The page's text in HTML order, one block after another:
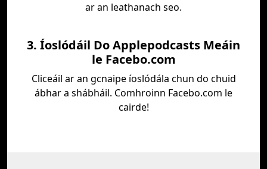
ar an leathanach seo.
3. Íoslódáil Do Applepodcasts Meáin
le Facebo.com
Cliceáil ar an gcnaipe íoslódála chun do chuid
ábhar a shábháil. Comhroinn Facebo.com le
cairde!